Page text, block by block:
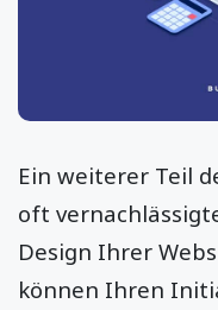
Ein weiterer Teil
oft
Design Ihrer
können Ihren